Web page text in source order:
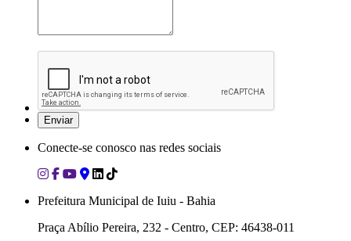
Conecte-se conosco nas redes sociais
Prefeitura Municipal de Iuiu - Bahia
Praça Abílio Pereira, 232 - Centro, CEP: 46438-011